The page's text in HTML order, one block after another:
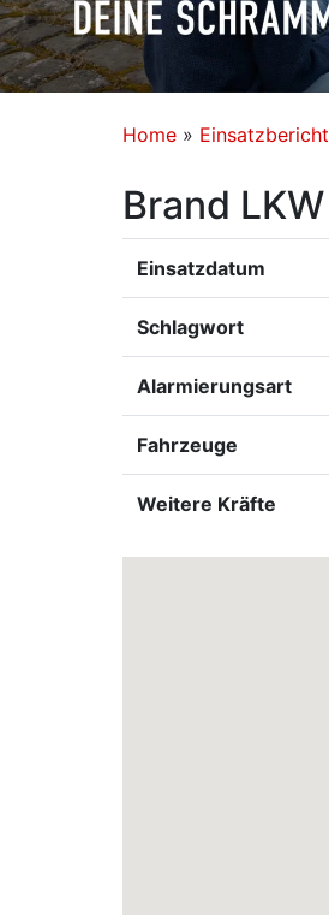
Home » Einsatzbericht
Brand LKW
Einsatzdatum
Schlagwort
Alarmierungsart
Fahrzeuge
Weitere Kräfte